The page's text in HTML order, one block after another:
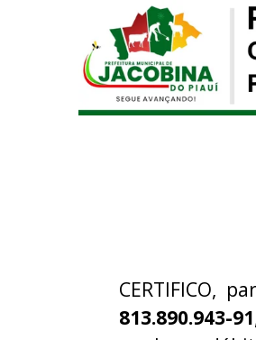
CERTIFICO,
813.890.943-91